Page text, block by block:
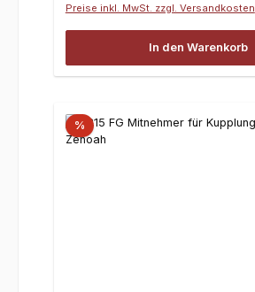
Preise inkl. MwSt. zzgl. Versandkosten
In den Warenkorb
%